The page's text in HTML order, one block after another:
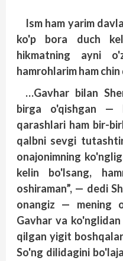
Ism ham yarim
ko'p bora duch
hikmatning ayni
hamrohlarim ham
…Gavhar bilan
birga o'qishgan —
qarashlari ham bir-
qalbni sevgi
onajonimning
kelin bo'lsang,
oshiraman”, — dedi
onangiz — mening
Gavhar va
qilgan yigit
So'ng dilidagini